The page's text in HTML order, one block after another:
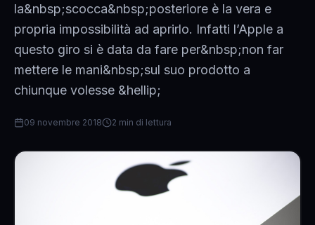
la&nbsp;scocca&nbsp;posteriore è la vera e
propria impossibilità ad aprirlo. Infatti l’Apple a
questo giro si è data da fare per&nbsp;non far
mettere le mani&nbsp;sul suo prodotto a
chiunque volesse &hellip;
09 novembre 2018 2 min di lettura